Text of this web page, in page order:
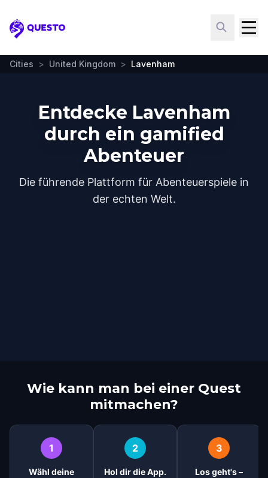
Questo
Cities > United Kingdom > Lavenham
Entdecke Lavenham
durch ein gamified
Abenteuer
Die führende Plattform für Abenteuerspiele in
der echten Welt.
Wie kann man bei einer Quest
mitmachen?
1
Wähl deine
2
Hol dir die App.
3
Los geht's –